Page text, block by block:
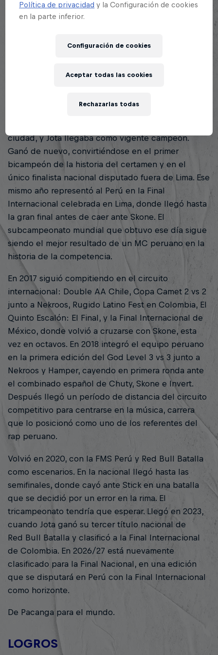
Lima. Llegó como un desconocido con una sola
tuvo enfrente y se fue con el título y con el cupo
a Dtoke (Argentina) antes de caer ante el local Tom
ciudad, y Jota llegaba como vigente campeón.
Ganó de nuevo, convirtiéndose en el primer
bicampeón de la historia del certamen y en el
único finalista nacional disputado fuera de Lima. Ese
mismo año representó al Perú en la Final
Internacional celebrada en Lima, donde llegó hasta
la gran final antes de caer ante Skone. El
subcampeonato mundial que obtuvo ese día sigue
siendo el mejor resultado de un MC peruano en la
historia de la competencia.
En 2017 siguió compitiendo en el circuito
internacional: Double AA Chile, Copa Camet 2 vs 2
junto a Nekroos, Rugido Latino Fest en Colombia, El
Quinto Escalón: El Final, y la Final Internacional de
México, donde volvió a cruzarse con Skone, esta
vez en octavos. En 2018 integró el equipo peruano
en la primera edición del God Level 3 vs 3 junto a
Nekroos y Hamper, cayendo en primera ronda ante
el combinado español de Chuty, Skone e Invert.
Después llegó un período de distancia del circuito
competitivo para centrarse en la música, carrera
que lo posicionó como uno de los referentes del
rap peruano.
Volvió en 2020, con la FMS Perú y Red Bull Batalla
como escenarios. En la nacional llegó hasta las
semifinales, donde cayó ante Stick en una batalla
que se decidió por un error en la rima. El
tricampeonato tendría que esperar. Llegó en 2023,
cuando Jota ganó su tercer título nacional de
Red Bull Batalla y clasificó a la Final Internacional
de Colombia. En 2026/27 está nuevamente
clasificado para la Final Nacional, en una edición
que se disputará en Perú con la Final Internacional
como horizonte.
De Pacanga para el mundo.
LOGROS
Política de privacidad y la Configuración de cookies
en la parte inferior.
Configuración de cookies
Rechazarlas todas
Aceptar todas las cookies